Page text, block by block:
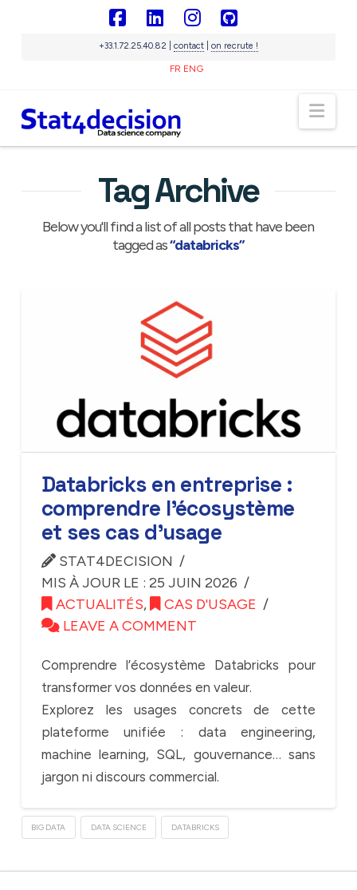
FacebookLinkedInInstagram
+33.1.72.25.40.82 | contact| on recrute !
FR ENG
Tag Archive
Below you'll find a list of all posts that have been
tagged as“databricks”
Databricks en entreprise :
comprendre l’écosystème
et ses cas d’usage
STAT4DECISION
MIS À JOUR LE : 25 JUIN 2026
ACTUALITÉS,
CAS D'USAGE
LEAVE A COMMENT
Comprendre l’écosystème Databricks pour
transformer vos données en valeur.
Explorez les usages concrets de cette
plateforme unifiée : data engineering,
machine learning, SQL, gouvernance… sans
jargon ni discours commercial.
BIG DATA DATA SCIENCE DATABRICKS
En ligne
Panneau de gestion des cookies